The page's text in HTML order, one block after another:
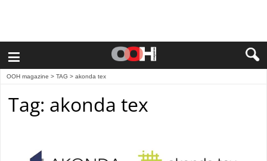
≡
OOH magazine > TAG > akonda tex
Tag: akonda tex